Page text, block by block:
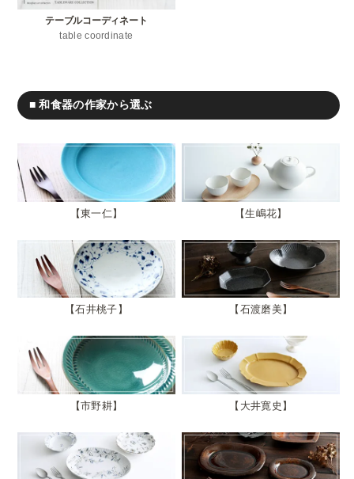
テーブルコーディネート
table coordinate
■ 和食器の作家から選ぶ
東一仁 生嶋花
石井桃子 石渡磨美
市野耕 大井寛史